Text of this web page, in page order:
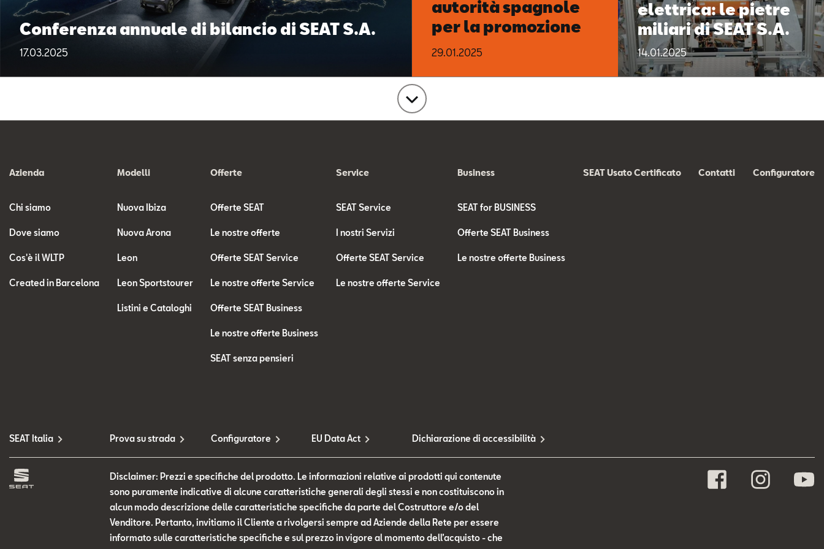
Conferenza annuale di bilancio di SEAT S.A.
17.03.2025
autorità spagnole
per la promozione
della mobilità
29.01.2025
elettrica: le pietre
miliari di SEAT S.A.
14.01.2025
carica
news
Azienda
Chi siamo
Dove siamo
Cos'è il WLTP
Created in Barcelona
Modelli
Nuova Ibiza
Nuova Arona
Leon
Leon Sportstourer
Listini e Cataloghi
Offerte
Offerte SEAT
Le nostre offerte
Offerte SEAT Service
Le nostre offerte Service
Offerte SEAT Business
Le nostre offerte Business
SEAT senza pensieri
Service
SEAT Service
I nostri Servizi
Offerte SEAT Service
Le nostre offerte Service
Business
SEAT for BUSINESS
Offerte SEAT Business
Le nostre offerte Business
SEAT Usato Certificato Contatti Configuratore
SEAT Italia Prova su strada Configuratore EU Data Act Dichiarazione di accessibilità
Disclaimer: Prezzi e specifiche del prodotto. Le informazioni relative ai prodotti qui contenute
sono puramente indicative di alcune caratteristiche generali degli stessi e non costituiscono in
alcun modo descrizione delle caratteristiche specifiche da parte del Costruttore e/o del
Venditore. Pertanto, invitiamo il Cliente a rivolgersi sempre ad Aziende della Rete per essere
informato sulle caratteristiche specifiche e sul prezzo in vigore al momento dell’acquisto - che